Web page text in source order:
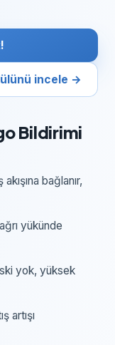
incele →
Bildirimi
bağlanır,
yükünde
yok, yüksek
artışı